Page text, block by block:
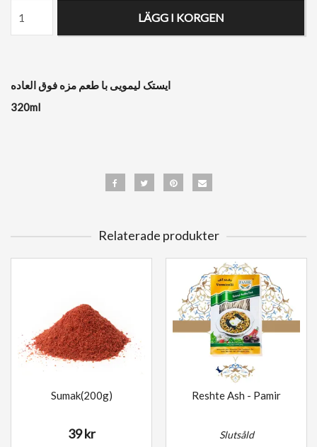
LÄGG I KORGEN
ایستک لیمویی با طعم مزه فوق العاده
320ml
Relaterade produkter
Sumak(200g)
39 kr
Reshte Ash - Pamir
Slutsåld